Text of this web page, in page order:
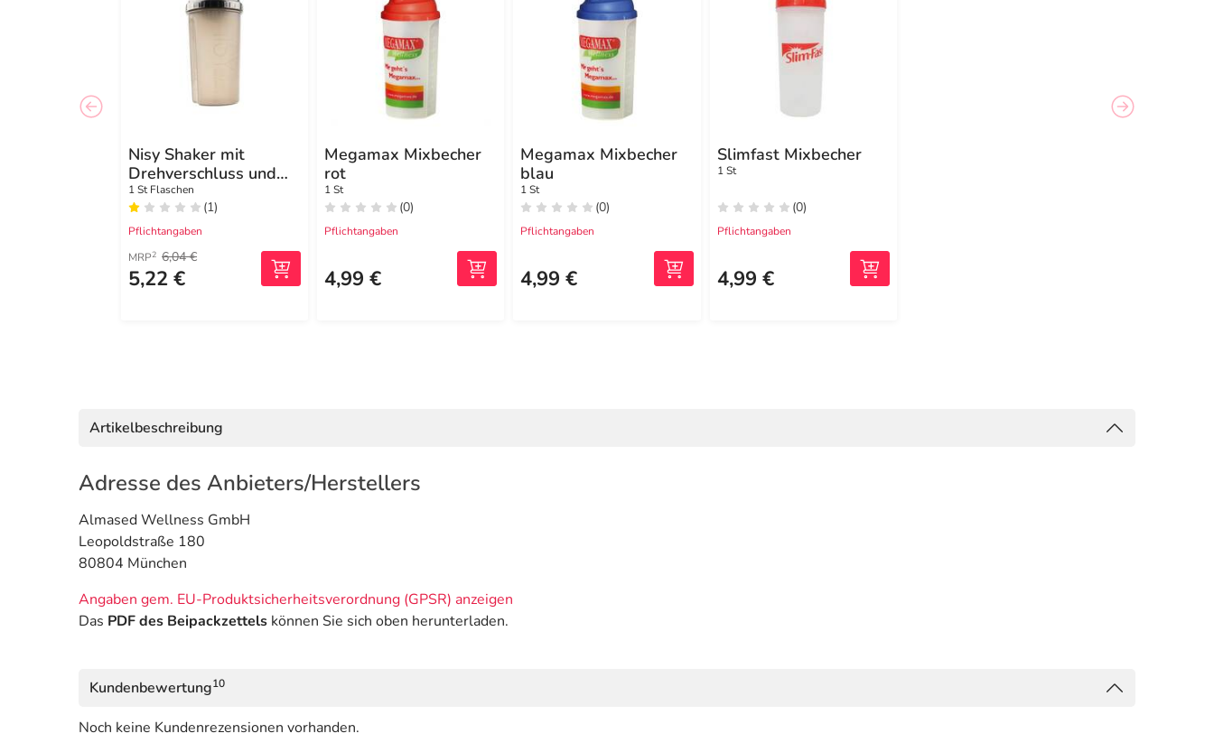
Nisy Shaker mit
Drehverschluss und
Sieb 700 ml
1 St Flaschen
(1)
Pflichtangaben
MRP2 6,04 €
5,22 €
Megamax Mixbecher
rot
1 St
(0)
Pflichtangaben
4,99 €
Megamax Mixbecher
blau
1 St
(0)
Pflichtangaben
4,99 €
Slimfast Mixbecher
1 St
(0)
Pflichtangaben
4,99 €
Artikelbeschreibung
Adresse des Anbieters/Herstellers
Almased Wellness GmbH
Leopoldstraße 180
80804 München
Angaben gem. EU-Produktsicherheitsverordnung (GPSR) anzeigen
Das PDF des Beipackzettels können Sie sich oben herunterladen.
Kundenbewertung10
Noch keine Kundenrezensionen vorhanden.